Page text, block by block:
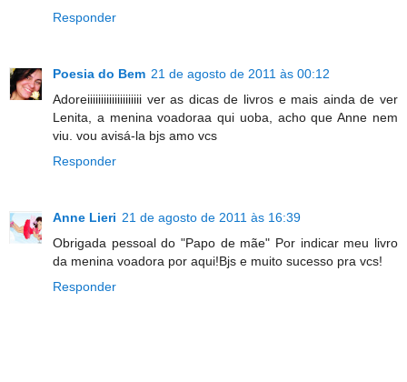
Responder
Poesia do Bem 21 de agosto de 2011 às 00:12
Adoreiiiiiiiiiiiiiiiiiiii ver as dicas de livros e mais ainda de ver
Lenita, a menina voadoraa qui uoba, acho que Anne nem
viu. vou avisá-la bjs amo vcs
Responder
Anne Lieri 21 de agosto de 2011 às 16:39
Obrigada pessoal do "Papo de mãe" Por indicar meu livro
da menina voadora por aqui!Bjs e muito sucesso pra vcs!
Responder